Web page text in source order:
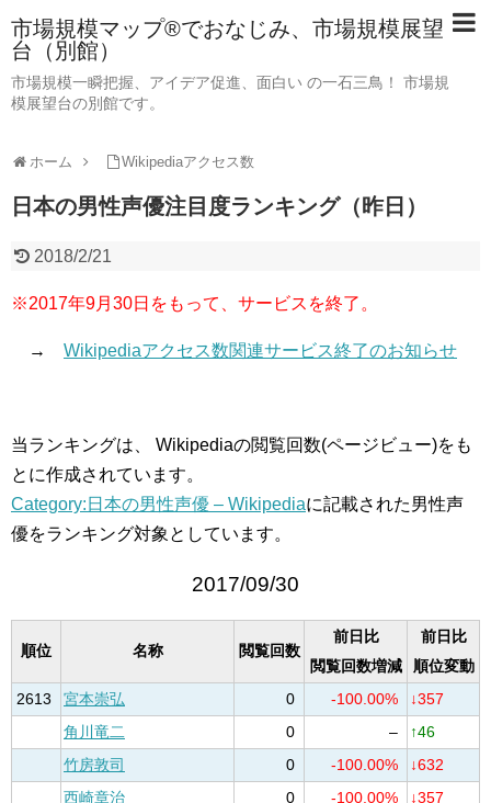
市場規模マップ®でおなじみ、市場規模展望
台（別館）
市場規模一瞬把握、アイデア促進、面白い の一石三鳥！ 市場規
模展望台の別館です。
ホーム Wikipediaアクセス数
日本の男性声優注目度ランキング（昨日）
2018/2/21
※2017年9月30日をもって、サービスを終了。
→ Wikipediaアクセス数関連サービス終了のお知らせ
当ランキングは、 Wikipediaの閲覧回数(ページビュー)をも
とに作成されています。
Category:日本の男性声優 – Wikipediaに記載された男性声
優をランキング対象としています。
2017/09/30
順位 名称 閲覧回数
前日比
閲覧回数増減
前日比
順位変動
2613
宮本崇弘 0 -100.00%
↓357
角川竜二
0 –
↑46
竹房敦司
0 -100.00%
↓632
西崎章治
0 -100.00%
↓357